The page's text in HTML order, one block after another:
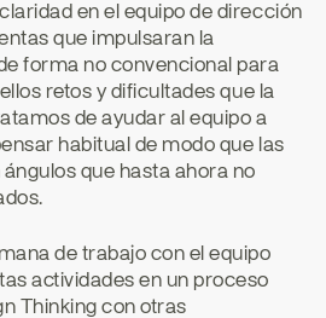
en el equipo de dirección
que impulsaran la
forma no convencional para
retos y dificultades que la
de ayudar al equipo a
habitual de modo que las
que hasta ahora no
de trabajo con el equipo
actividades en un proceso
Thinking con otras